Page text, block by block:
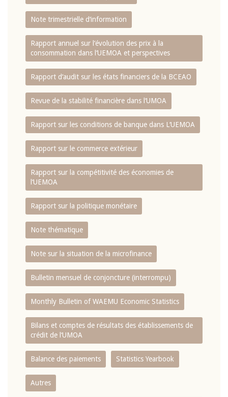
Note trimestrielle d‘information
Rapport annuel sur l‘évolution des prix à la
consommation dans l‘UEMOA et perspectives
Rapport d‘audit sur les états financiers de la BCEAO
Revue de la stabilité financière dans l‘UMOA
Rapport sur les conditions de banque dans L‘UEMOA
Rapport sur le commerce extérieur
Rapport sur la compétitivité des économies de
l‘UEMOA
Rapport sur la politique monétaire
Note thématique
Note sur la situation de la microfinance
Bulletin mensuel de conjoncture (interrompu)
Monthly Bulletin of WAEMU Economic Statistics
Bilans et comptes de résultats des établissements de
crédit de l‘UMOA
Balance des paiements Statistics Yearbook
Autres